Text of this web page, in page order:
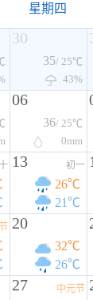
星期四
30
35/ 25℃
43%
06
36/ 25℃
0mm
13 初一
26℃
21℃
20
32℃
26℃
27 中元节